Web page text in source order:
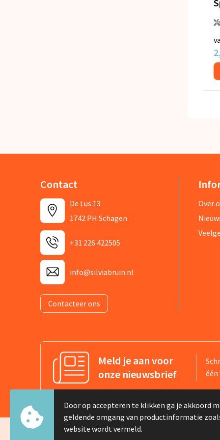
Contact
De Lus 13
1742 PH Schagen
+31 226 422505
info@silviabruin.nl
Contacteer ons
Over
Meld je aan voor
onze nieuwsbrief
één
Door op accepteren te klikken ga je akkoord
geldende omgang van productinformatie
website wordt vermeld.